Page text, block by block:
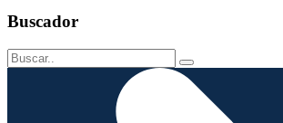
Buscador